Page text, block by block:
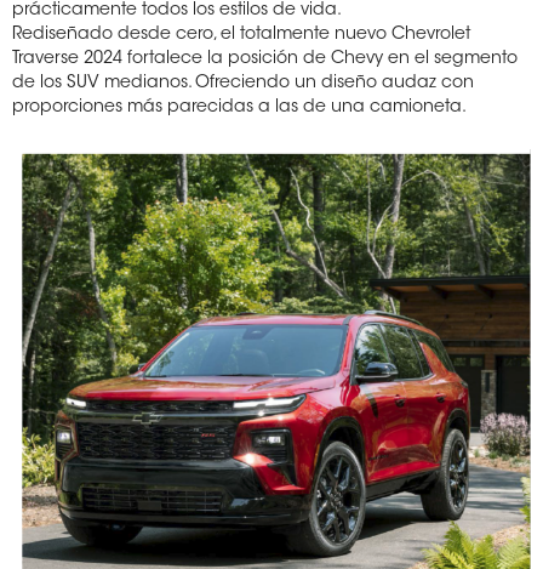
prácticamente todos los estilos de vida.
Rediseñado desde cero, el totalmente nuevo Chevrolet
Traverse 2024 fortalece la posición de Chevy en el segmento
de los SUV medianos. Ofreciendo un diseño audaz con
proporciones más parecidas a las de una camioneta.